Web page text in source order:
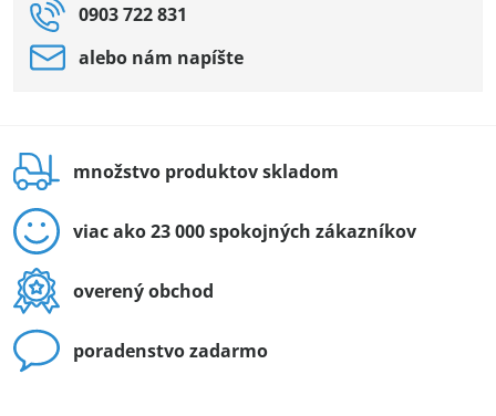
0903 722 831
alebo nám napíšte
množstvo produktov skladom
viac ako 23 000 spokojných zákazníkov
overený obchod
poradenstvo zadarmo